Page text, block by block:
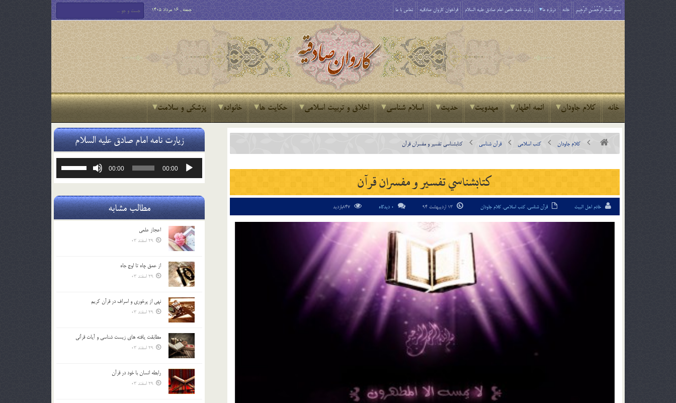
بِسْمِ اللَّـهِ الرَّحْمَـٰنِ الرَّحِيمِ خانه درباره ما زیارت نامه خاص امام صادق علیه السلام فراخوان کاروان صادقیه تماس با ما جمعه , 16 مرداد 1405
خانه کلام جاودان ائمه اطهار مهدویت حدیث اسلام شناسی اخلاق و تربیت اسلامی حکایت ها خانواده پزشکی و سلامت
کلام جاودان کتب اسلامی قرآن شناسی کتابشناسي تفسير و مفسران قرآن
کتابشناسي تفسير و مفسران قرآن
خادم اهل البیت قرآن شناسی,کتب اسلامی,کلام جاودان 0 دیدگاه
زیارت نامه امام صادق علیه السلام
پخش‌کننده
00:00
00:00
یا
صدا
کلیدهای
مطالب مشابه
اعجاز علمی
29 اسفند 03
از عمق چاه تا اوج جاه
29 اسفند 03
نهي از پرخوري و اسراف در قرآن کريم
29 اسفند 03
مطابقت یافته های زیست شناسی و آیات قرآنی
29 اسفند 03
رابطه انسان با خود در قرآن
29 اسفند 03